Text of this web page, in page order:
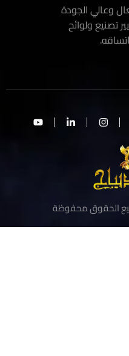
الجودة
ولوائح
محفوظة